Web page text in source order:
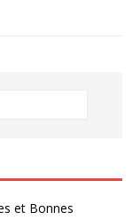
et Bonnes